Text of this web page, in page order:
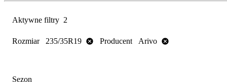
Aktywne filtry 2
Rozmiar 235/35R19 Producent Arivo
Sezon